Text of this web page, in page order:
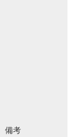
備考